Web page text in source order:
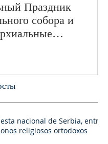
Праздник
собора и
nacional de Serbia, entre
religiosos ortodoxos